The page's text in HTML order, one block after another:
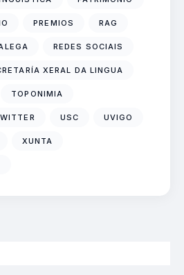
PREMIOS RAG
REDES SOCIAIS
XERAL DA LINGUA
TOPONIMIA
USC UVIGO
XUNTA